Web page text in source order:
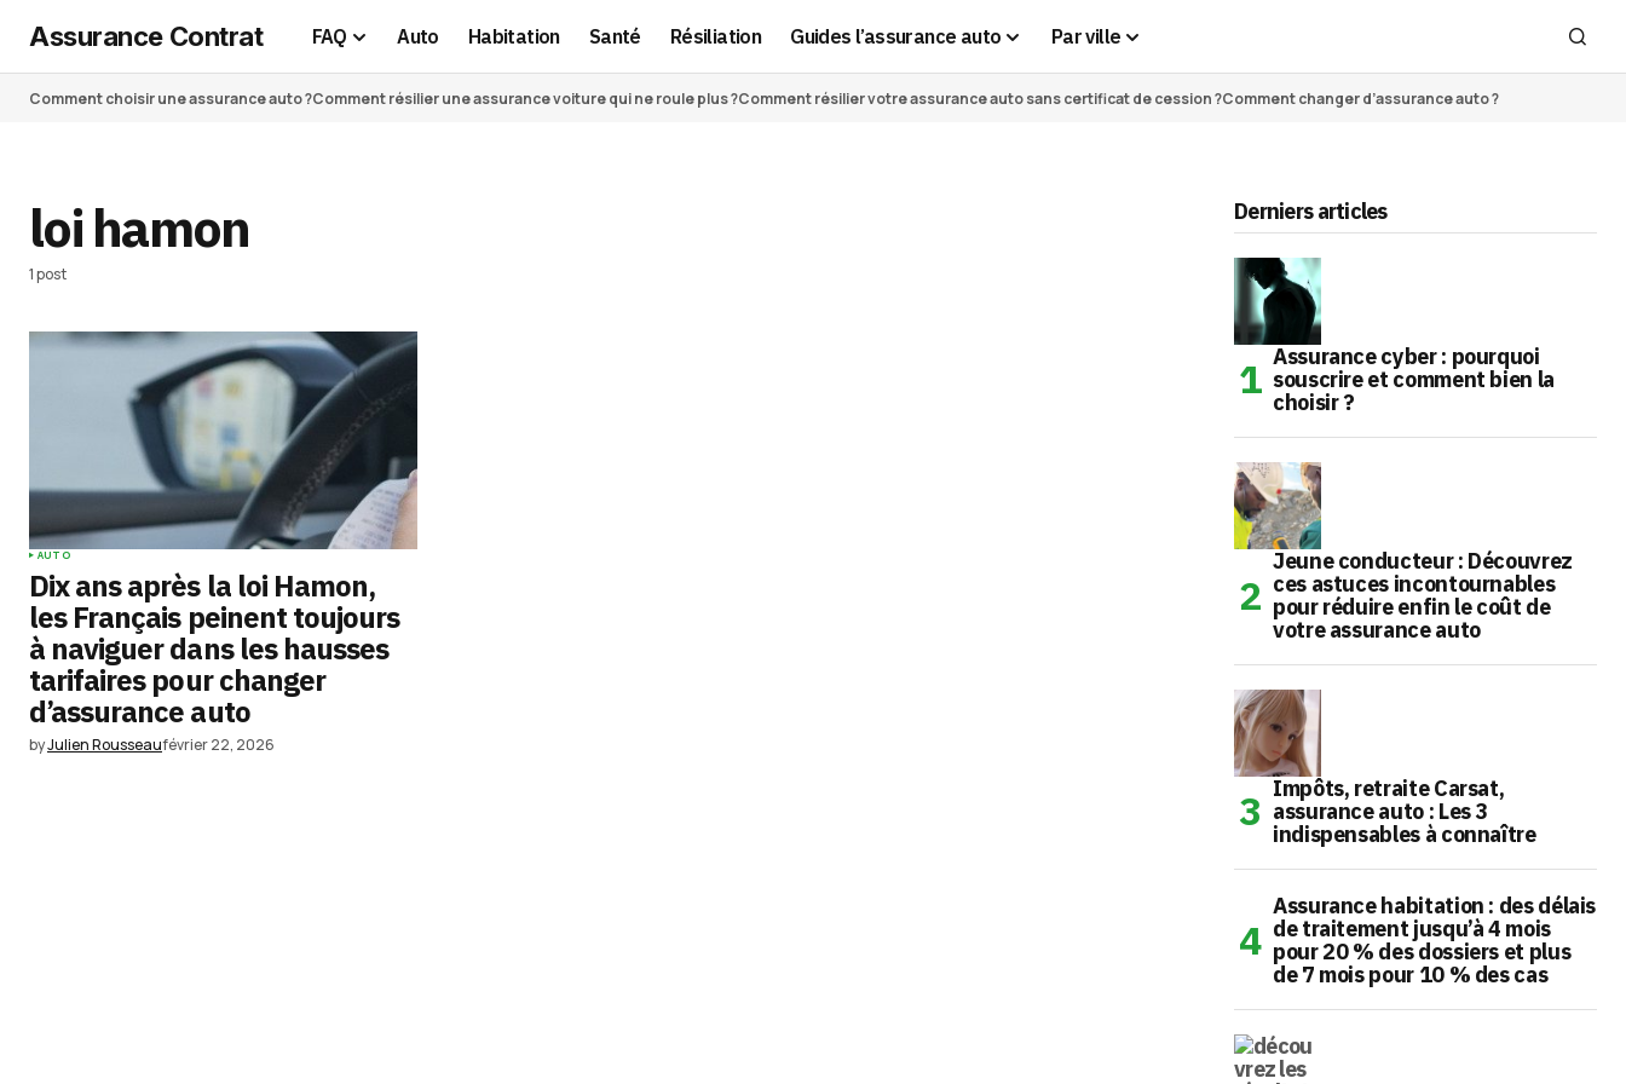
Assurance Contrat FAQ Auto Habitation Santé Résiliation Guides l’assurance auto Par ville
Comment choisir une assurance auto ?Comment résilier une assurance voiture qui ne roule plus ?Comment résilier votre assurance auto sans certificat de cession ?Comment changer d’assurance auto ?
loi hamon
1 post
AUTO
Dix ans après la loi Hamon,
les Français peinent toujours
à naviguer dans les hausses
tarifaires pour changer
d’assurance auto
byJulien Rousseaufévrier 22, 2026
Derniers articles
Assurance cyber : pourquoi
souscrire et comment bien la
choisir ?
Jeune conducteur : Découvrez
ces astuces incontournables
pour réduire enfin le coût de
votre assurance auto
Impôts, retraite Carsat,
assurance auto : Les 3
indispensables à connaître
Assurance habitation : des délais
de traitement jusqu’à 4 mois
pour 20 % des dossiers et plus
de 7 mois pour 10 % des cas